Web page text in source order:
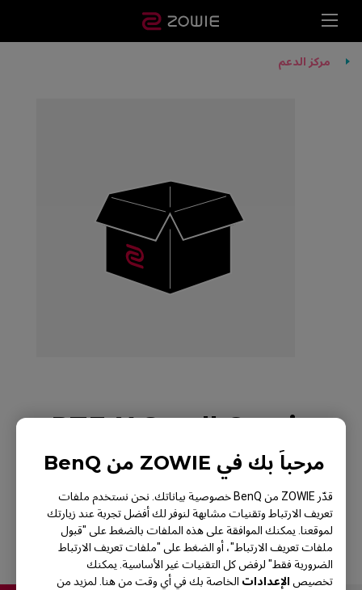
مرحباً بك في ZOWIE من BenQ
قدّر ZOWIE من BenQ خصوصية بياناتك. نحن نستخدم ملفات
تعريف الارتباط وتقنيات مشابهة لنوفر لك أفضل تجربة عند زيارتك
لموقعنا. يمكنك الموافقة على هذه الملفات بالضغط على "قبول
ملفات تعريف الارتباط"، أو الضغط على "ملفات تعريف الارتباط
الضرورية فقط" لرفض كل التقنيات غير الأساسية. يمكنك
تخصيص الإعدادات الخاصة بك في أي وقت من هنا. لمزيد من
مركز الدعم
PTF-X Small Gaming
Mouse Pad for
Esports